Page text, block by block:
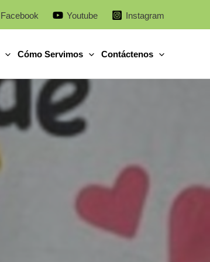
Facebook Youtube Instagram
Cómo Servimos Contáctenos